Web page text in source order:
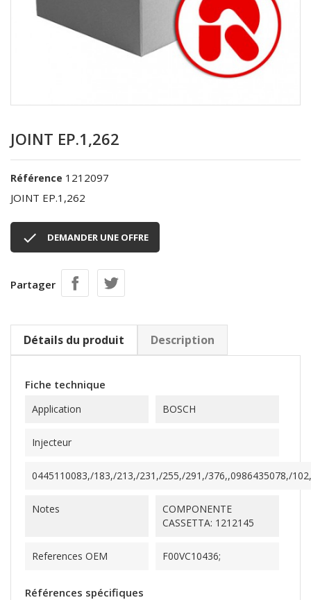
JOINT EP.1,262
Référence 1212097
JOINT EP.1,262
 DEMANDER UNE OFFRE
Partager
Détails du produit Description
Fiche technique
Application BOSCH
Injecteur
0445110083,/183,/213,/231,/255,/291,/376,,0986435078,/
Notes
COMPONENTE
CASSETTA: 1212145
References OEM F00VC10436;
Références spécifiques